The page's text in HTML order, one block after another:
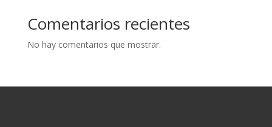
Comentarios recientes
No hay comentarios que mostrar.